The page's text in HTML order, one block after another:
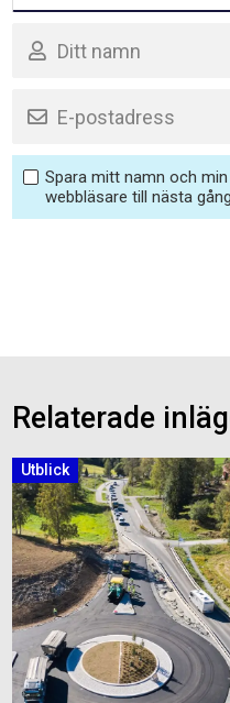
Spara mitt namn och
webbläsare till nästa
Relaterade
Utblick